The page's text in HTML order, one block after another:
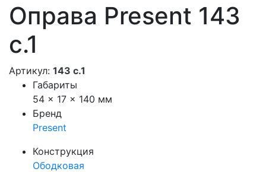
Оправа Present 143
с.1
Артикул: 143 с.1
Габариты
54 × 17 × 140 мм
Бренд
Present
Конструкция
Ободковая